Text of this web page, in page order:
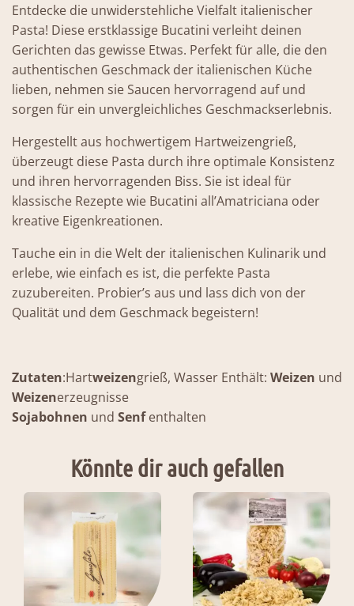
Entdecke die unwiderstehliche Vielfalt italienischer
Pasta! Diese erstklassige Bucatini verleiht deinen
Gerichten das gewisse Etwas. Perfekt für alle, die den
authentischen Geschmack der italienischen Küche
lieben, nehmen sie Saucen hervorragend auf und
sorgen für ein unvergleichliches Geschmackserlebnis.
Hergestellt aus hochwertigem Hartweizengrieß,
überzeugt diese Pasta durch ihre optimale Konsistenz
und ihren hervorragenden Biss. Sie ist ideal für
klassische Rezepte wie Bucatini all’Amatriciana oder
kreative Eigenkreationen.
Tauche ein in die Welt der italienischen Kulinarik und
erlebe, wie einfach es ist, die perfekte Pasta
zuzubereiten. Probier’s aus und lass dich von der
Qualität und dem Geschmack begeistern!
Zutaten:Hartweizengrieß, Wasser Enthält: Weizen und
Weizenerzeugnisse
Sojabohnen und Senfenthalten
Könnte dir auch gefallen